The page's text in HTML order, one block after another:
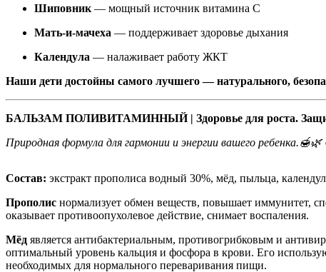
Шиповник — мощный источник витамина С
Мать-и-мачеха — поддерживает здоровье дыхания
Календула — налаживает работу ЖКТ
Наши дети достойны самого лучшего — натурального,
БАЛЬЗАМ ПОЛИВИТАМИННЫЙ | Здоровье для роста.
Природная формула для гармонии и энергии вашего
Состав: экстракт прополиса водный 30%, мёд, пыльца,
Прополис нормализует обмен веществ, повышает иммунитет,
оказывает противоопухолевое действие, снимает воспаления.
Мёд является антибактериальным, противогрибковым и
оптимальный уровень кальция и фосфора в крови. Его
необходимых для нормального переваривания пищи.